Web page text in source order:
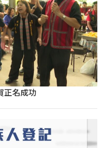
正名成功